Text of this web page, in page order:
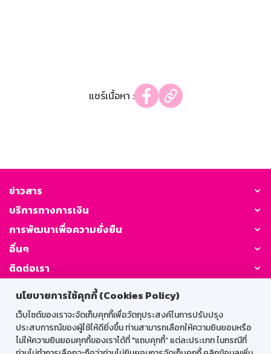
นโยบายการใช้คุกกี้ (Cookies Policy)
เว็บไซต์ของเราจะจัดเก็บคุกกี้เพื่อวัตถุประสงค์ในการปรับปรุง
ประสบการณ์ของผู้ใช้ให้ดียิ่งขึ้น ท่านสามารถเลือกให้ความยินยอมหรือ
ไม่ให้ความยินยอมคุกกี้ของเราได้ที่ "แถบคุกกี้” แต่ละประเภท ในกรณีที่
แชร์เนื้อหา :
ข่าวสาร
บริการทางการเงิน
การพัฒนาเพื่อความยั่งยืน
อื่นๆ
ติดต่อเรา
GSB Society:
สำหรับพนักงาน